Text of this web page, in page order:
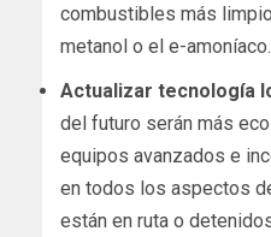
combustibles más
metanol o el e-amoníaco.
Actualizar tecnología
del futuro serán más
equipos avanzados e
en todos los aspectos
están en ruta o